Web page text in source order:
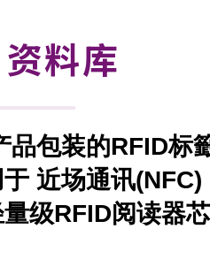
书 料库
品包装的RFID标
近场通讯(NFC)
级RFID阅读器芯